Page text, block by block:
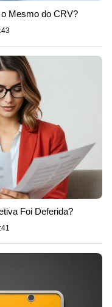
Mesmo do CRV?
Foi Deferida?